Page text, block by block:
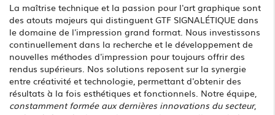
La maîtrise technique et la passion pour l'art graphique sont
des atouts majeurs qui distinguent GTF SIGNALÉTIQUE dans
le domaine de l'impression grand format. Nous investissons
continuellement dans la recherche et le développement de
nouvelles méthodes d'impression pour toujours offrir des
rendus supérieurs. Nos solutions reposent sur la synergie
entre créativité et technologie, permettant d'obtenir des
résultats à la fois esthétiques et fonctionnels. Notre équipe,
constamment formée aux dernières innovations du secteur,